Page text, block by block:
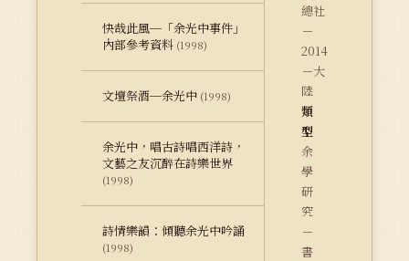
快哉此風─「余光中事件」
內部參考資料 (1998)
文壇祭酒─余光中 (1998)
余光中，唱古詩唱西洋詩，
文藝之友沉醉在詩樂世界
(1998)
詩情樂韻：傾聽余光中吟誦
(1998)
總社
－
2014
－大
陸
類
型
余
學
研
究
－
書